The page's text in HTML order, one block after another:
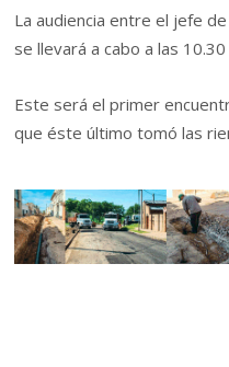
La audiencia entre el jefe
se llevará a cabo a las
Este será el primer
que éste último tomó las